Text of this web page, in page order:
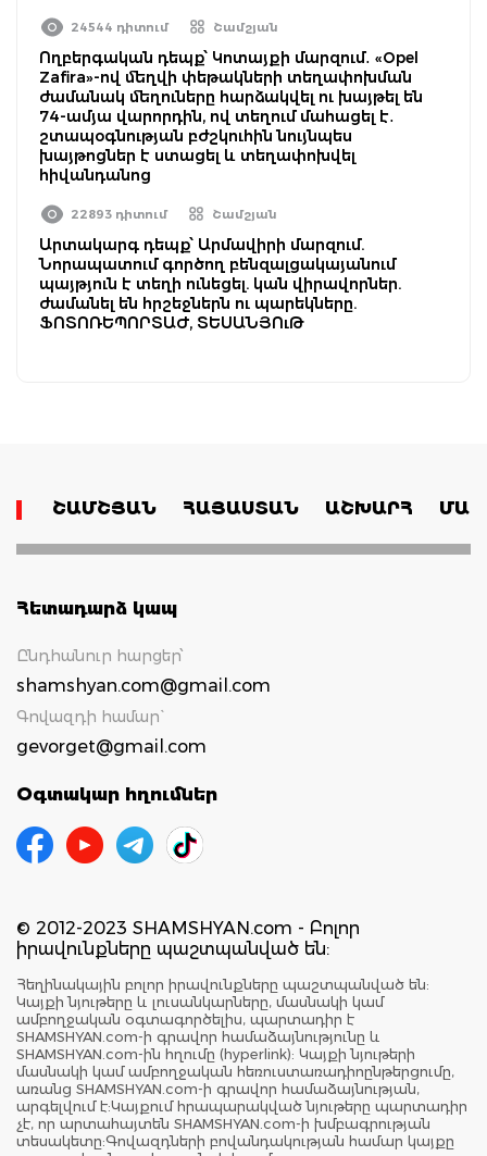
24544 դիտում Շամշյան
Ողբերգական դեպք՝ Կոտայքի մարզում․ «Opel
Zafira»-ով մեղվի փեթակների տեղափոխման
ժամանակ մեղուները հարձակվել ու խայթել են
74-ամյա վարորդին, ով տեղում մահացել է․
շտապօգնության բժշկուհին նույնպես
խայթոցներ է ստացել և տեղափոխվել
հիվանդանոց
22893 դիտում Շամշյան
Արտակարգ դեպք՝ Արմավիրի մարզում.
Նորապատում գործող բենզալցակայանում
պայթյուն է տեղի ունեցել. կան վիրավորներ.
ժամանել են հրշեջներն ու պարեկները.
ՖՈՏՈՌԵՊՈՐՏԱԺ, ՏԵՍԱՆՅՈւԹ
ՇԱՄՇՅԱՆ ՀԱՅԱՍՏԱՆ ԱՇԽԱՐՀ
Հետադարձ կապ
Ընդհանուր հարցեր՝
shamshyan.com@gmail.com
Գովազդի համար`
gevorget@gmail.com
Օգտակար հղումներ
© 2012-2023 SHAMSHYAN.com - Բոլոր
իրավունքները պաշտպանված են:
Հեղինակային բոլոր իրավունքները պաշտպանված են:
Կայքի նյութերը և լուսանկարները, մասնակի կամ
ամբողջական օգտագործելիս, պարտադիր է
SHAMSHYAN.com-ի գրավոր համաձայնությունը և
SHAMSHYAN.com-ին հղումը (hyperlink): Կայքի նյութերի
մասնակի կամ ամբողջական հեռուստառադիոընթերցումը,
առանց SHAMSHYAN.com-ի գրավոր համաձայնության,
արգելվում է:Կայքում հրապարակված նյութերը պարտադիր
չէ, որ արտահայտեն SHAMSHYAN.com-ի խմբագրության
տեսակետը:Գովազդների բովանդակության համար կայքը